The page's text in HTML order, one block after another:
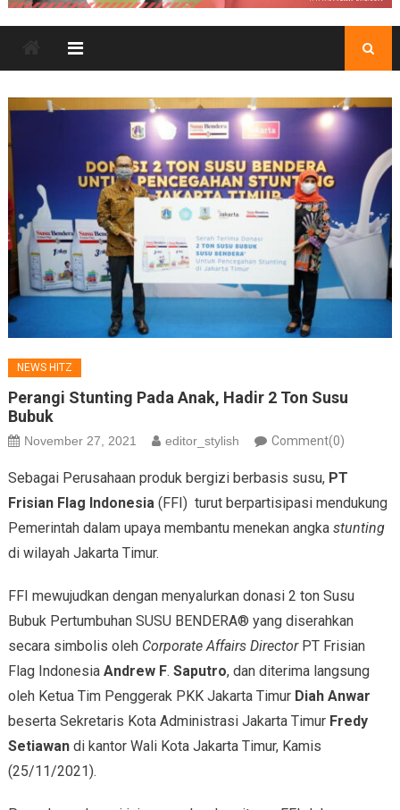
NEWS HITZ
Perangi Stunting Pada Anak, Hadir 2 Ton Susu
Bubuk
November 27, 2021 editor_stylish Comment(0)
Sebagai Perusahaan produk bergizi berbasis susu, PT
Frisian Flag Indonesia(FFI) turut berpartisipasi mendukung
Pemerintah dalam upaya membantu menekan angka stunting
di wilayah Jakarta Timur.
FFI mewujudkan dengan menyalurkan donasi 2 ton Susu
Bubuk Pertumbuhan SUSU BENDERA® yang diserahkan
secara simbolis olehCorporate Affairs Director PT Frisian
Flag Indonesia Andrew F. Saputro, dan diterima langsung
oleh Ketua Tim Penggerak PKK Jakarta Timur DiahAnwar
beserta Sekretaris Kota Administrasi Jakarta Timur Fredy
Setiawandi kantor Wali Kota Jakarta Timur, Kamis
(25/11/2021).